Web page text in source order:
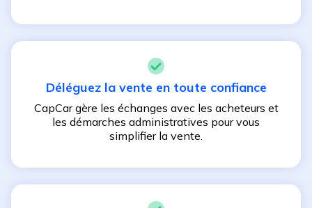
Déléguez la vente en toute confiance
CapCar gère les échanges avec les acheteurs et
les démarches administratives pour vous
simplifier la vente.